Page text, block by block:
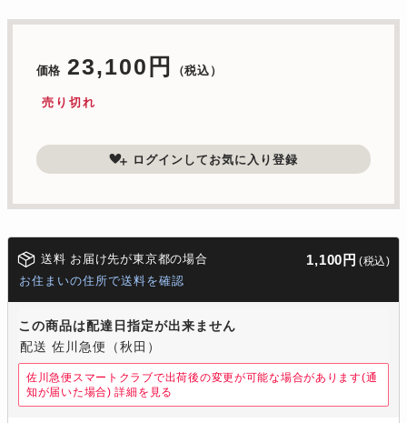
価格 23,100円 （税込）
売り切れ
ログインしてお気に入り登録
送料 お届け先が東京都の場合 1,100円 (税込)
お住まいの住所で送料を確認
この商品は配達日指定が出来ません
配送 佐川急便（秋田）
佐川急便スマートクラブで出荷後の変更が可能な場合があります(通
知が届いた場合) 詳細を見る